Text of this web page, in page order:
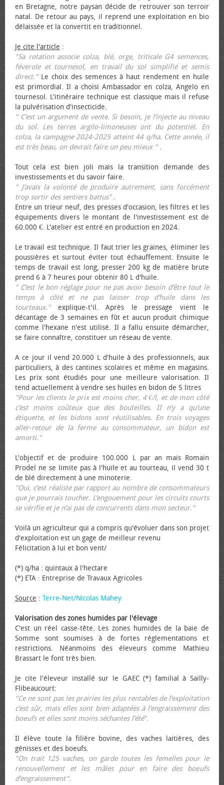
en Bretagne, notre paysan décide de retrouver son terroir
natal. De retour au pays, il reprend une exploitation en bio
délaissée et la convertit en traditionnel.
Je cite l'article :
"Sa rotation associe colza, blé, orge, triticale G4 semences,
féverole et tournesol, en travail du sol simplifié et semis
direct."Le choix des semences à haut rendement en huile
est primordial. Il a choisi Ambassador en colza, Angelo en
tournesol. L'itinéraire technique est classique mais il refuse
la pulvérisation d'insecticide.
" C’est un argument de vente. Si besoin, je l’injecte au niveau
du sol. Les terres argilo-limoneuses ont du potentiel. En
colza, la campagne 2024-2025 atteint 44 q/ha. Cette année, il
est très beau, on devrait faire un peu mieux ".
Tout cela est bien joli mais la transition demande des
investissements et du savoir faire.
" J’avais la volonté de produire autrement, sans forcément
trop sortir des sentiers battus".
Entre un trieur neuf, des presses d'occasion, les filtres et les
équipements divers le montant de l'investissement est de
60.000 €. L'atelier est entré en production en 2024.
Le travail est technique. Il faut trier les graines, éliminer les
poussières et surtout éviter tout échauffement. Ensuite le
temps de travail est long, presser 200 kg de matière brute
prend 6 à 7 heures pour obtenir 80 L d'huile.
" C’est le bon réglage pour ne pas avoir besoin d’être tout le
temps à côté et ne pas laisser trop d’huile dans les
tourteaux."explique-t'il. Après le pressage vient le
décantage de 3 semaines en fût et aucun produit chimique
comme l'hexane n'est utilisé. Il a fallu ensuite démarcher,
se faire connaître, constituer un réseau de vente.
A ce jour il vend 20.000 L d'huile à des professionnels, aux
particuliers, à des cantines scolaires et même en magasins.
Les prix sont étudiés pour une meilleure valorisation. Il
tend actuellement à vendre ses huiles en bidon de 5 litres
"Pour les clients le prix est moins cher, 4 €/l, et de mon côté
c’est moins coûteux que des bouteilles. II n’y a qu’une
étiquette, et les bidons sont réutilisables. En trois voyages
aller-retour de la ferme au consommateur, un bidon est
amorti."
L'objectif et de produire 100.000 L par an mais Romain
Prodel ne se limite pas à l'huile et au tourteau, il vend 30 t
de blé directement à une minoterie.
"Oui, c’est réaliste par rapport au nombre de consommateurs
que je pourrais toucher. L’engouement pour les circuits courts
se vérifie et je n’ai pas de concurrents dans mon secteur."
Voilà un agriculteur qui a compris qu'évoluer dans son projet
d'exploitation est un gage de meilleur revenu
Félicitation à lui et bon vent/
(*) q/ha : quintaux à l'hectare
(*) ETA : Entreprise de Travaux Agricoles
Source : Terre-Net/Nicolas Mahey
Valorisation des zones humides par l'élevage
C'est un réel casse-tête. Les zones humides de la baie de
Somme sont soumises à de fortes réglementations et
restrictions. Néanmoins des éleveurs comme Mathieu
Brassart le font très bien.
Je cite l'éleveur installé sur le GAEC (*) familial à Sailly-
Flibeaucourt:
"Ce ne sont pas les prairies les plus rentables de l’exploitation
c’est sûr, mais elles sont bien adaptées à l’engraissement des
bœufs et elles sont moins séchantes l’été".
Il élève toute la filière bovine, des vaches laitières, des
génisses et des bœufs.
"On trait 125 vaches, on garde toutes les femelles pour le
renouvellement et les mâles pour en faire des bœufs
d’engraissement".